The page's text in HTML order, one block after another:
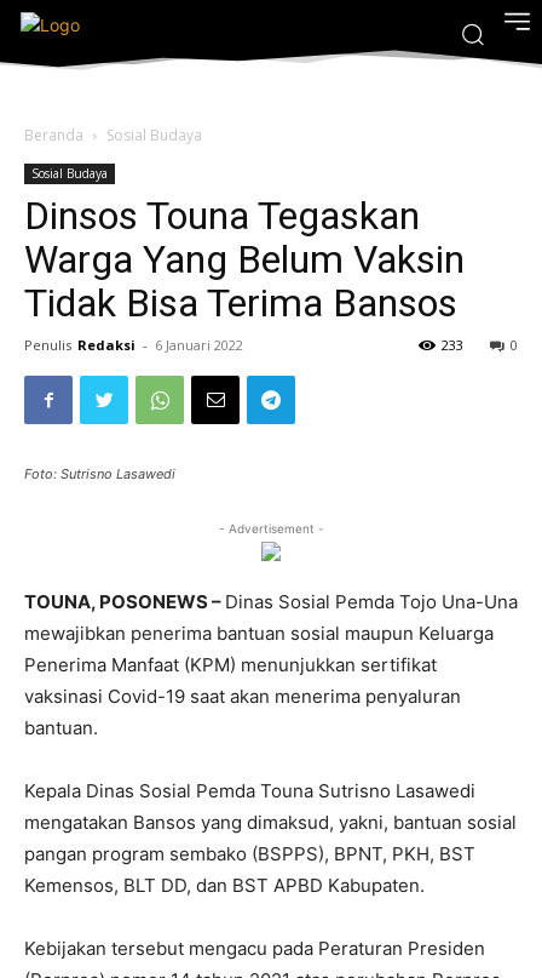
Beranda Sosial Budaya
Sosial Budaya
Dinsos Touna Tegaskan
Warga Yang Belum Vaksin
Tidak Bisa Terima Bansos
Penulis Redaksi - 6 Januari 2022 0
233
Foto: Sutrisno Lasawedi
- Advertisement -
TOUNA, POSONEWS – Dinas Sosial Pemda Tojo Una-Una
mewajibkan penerima bantuan sosial maupun Keluarga
Penerima Manfaat (KPM) menunjukkan sertifikat
vaksinasi Covid-19 saat akan menerima penyaluran
bantuan.
Kepala Dinas Sosial Pemda Touna Sutrisno Lasawedi
mengatakan Bansos yang dimaksud, yakni, bantuan sosial
pangan program sembako (BSPPS), BPNT, PKH, BST
Kemensos, BLT DD, dan BST APBD Kabupaten.
Kebijakan tersebut mengacu pada Peraturan Presiden